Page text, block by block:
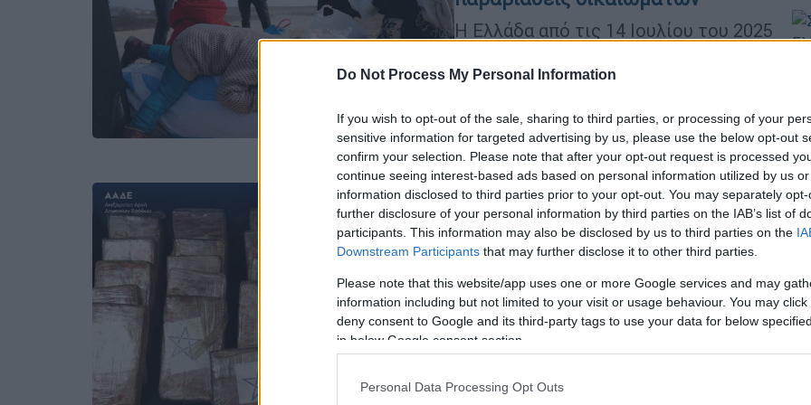
Do Not Process My Personal Information
If you wish to opt-out of the sale, sharing to third parties, or processing of your
sensitive information for targeted advertising by us, please use the below opt-out
confirm your selection. Please note that after your opt-out request is processed
continue seeing interest-based ads based on personal information utilized by us
information disclosed to third parties prior to your opt-out. You may separately
further disclosure of your personal information by third parties on the IAB’s list of
participants. This information may also be disclosed by us to third parties on the
Downstream Participants that may further disclose it to other third parties.
Please note that this website/app uses one or more Google services and may
information including but not limited to your visit or usage behaviour. You may
deny consent to Google and its third-party tags to use your data for below
in below Google consent section.
Personal Data Processing Opt Outs
Η Ελλάδα από τις 14 Ιουλίου του 2025
πρόσβαση στο άσυλο για όλους τους
εισήλθαν στη χώρα μέσω της Βόρειας
Αφρικής
Ελλάδα|22.10.2025 20:58
Εντοπίστηκαν 39 κιλά κοκαΐνης σε
κοντέινερ με μπανάνες στον
Πειραιά - Άνω του 1 εκατ. ευρώ η
αξία
Το εμπορευματοκιβώτιο που
περιείχε 1.080 χαρτοκιβώτια
μπανάνες, έκρυβε 34 αυτοσχέδιες
συσκευασίες με την κατασχεθείσα